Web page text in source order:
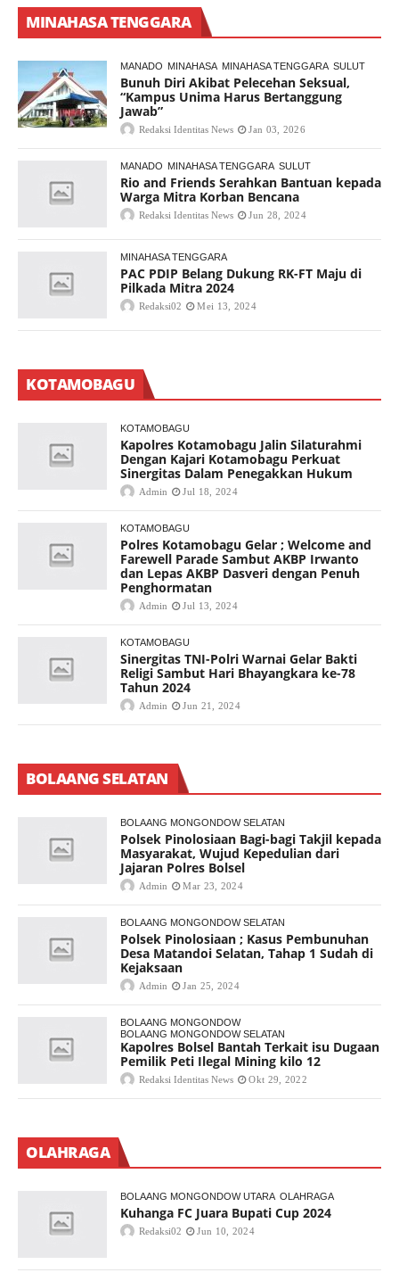
MINAHASA TENGGARA
MANADO MINAHASA MINAHASA TENGGARA SULUT
Bunuh Diri Akibat Pelecehan Seksual,
“Kampus Unima Harus Bertanggung
Jawab”
Redaksi Identitas News Jan 03, 2026
MANADO MINAHASA TENGGARA SULUT
Rio and Friends Serahkan Bantuan kepada
Warga Mitra Korban Bencana
Redaksi Identitas News Jun 28, 2024
MINAHASA TENGGARA
PAC PDIP Belang Dukung RK-FT Maju di
Pilkada Mitra 2024
Redaksi02 Mei 13, 2024
KOTAMOBAGU
KOTAMOBAGU
Kapolres Kotamobagu Jalin Silaturahmi
Dengan Kajari Kotamobagu Perkuat
Sinergitas Dalam Penegakkan Hukum
Admin Jul 18, 2024
KOTAMOBAGU
Polres Kotamobagu Gelar ; Welcome and
Farewell Parade Sambut AKBP Irwanto
dan Lepas AKBP Dasveri dengan Penuh
Penghormatan
Admin Jul 13, 2024
KOTAMOBAGU
Sinergitas TNI-Polri Warnai Gelar Bakti
Religi Sambut Hari Bhayangkara ke-78
Tahun 2024
Admin Jun 21, 2024
BOLAANG SELATAN
BOLAANG MONGONDOW SELATAN
Polsek Pinolosiaan Bagi-bagi Takjil kepada
Masyarakat, Wujud Kepedulian dari
Jajaran Polres Bolsel
Admin Mar 23, 2024
BOLAANG MONGONDOW SELATAN
Polsek Pinolosiaan ; Kasus Pembunuhan
Desa Matandoi Selatan, Tahap 1 Sudah di
Kejaksaan
Admin Jan 25, 2024
BOLAANG MONGONDOW
BOLAANG MONGONDOW SELATAN
Kapolres Bolsel Bantah Terkait isu Dugaan
Pemilik Peti Ilegal Mining kilo 12
Redaksi Identitas News Okt 29, 2022
OLAHRAGA
BOLAANG MONGONDOW UTARA OLAHRAGA
Kuhanga FC Juara Bupati Cup 2024
Redaksi02 Jun 10, 2024